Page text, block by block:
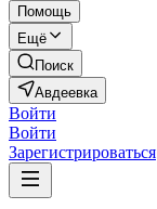
Помощь
Ещё
Поиск
Авдеевка
Войти
Войти
Зарегистрироваться